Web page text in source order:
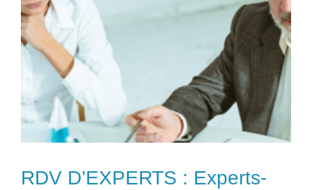
RDV D’EXPERTS : Experts-